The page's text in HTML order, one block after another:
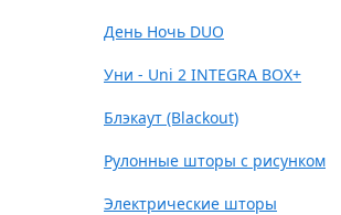
День Ночь DUO
Уни - Uni 2 INTEGRA BOX+
Блэкаут (Blackout)
Рулонные шторы с рисунком
Электрические шторы